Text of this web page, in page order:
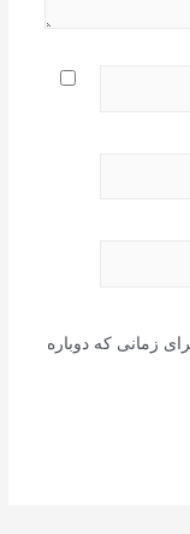
زمانی که دوباره